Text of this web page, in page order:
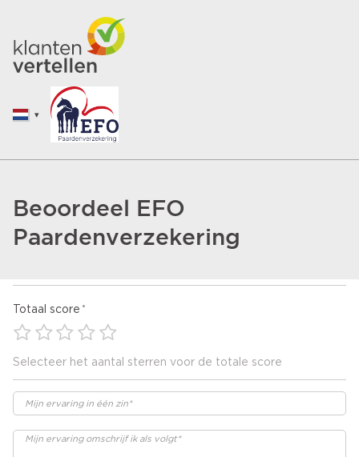
Beoordeel EFO
Paardenverzekering
Totaal score
Selecteer het aantal sterren voor de totale score